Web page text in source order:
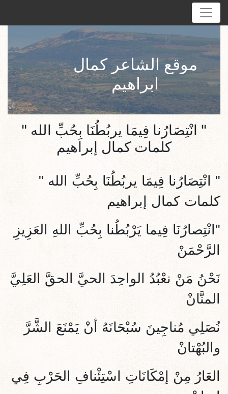
موقع الشاعر كمال
ابراهيم
" انْتِصَارُنا فِيمَا يربُطُنَا بِحُبِّ الله "
كلمات كمال إبراهيم
" انْتِصَارُنا فِيمَا يربُطُنَا بِحُبِّ الله "
كلمات كمال إبراهيم
"انْتِصارُنَا فِيما يَرْبُطُنا بِحُبِّ اللهِ العَزِيزِ
الرَّحْمَنْ
نَحْنُ مَنْ نعْبُدُ الواحِدَ الحيَّ الحقَّ العَلِيَّ
المنَّانْ
نُصَلِي مُناجِينَ سُبْحَانَهُ أنْ يَمْنَعَ الشَّرَّ
والبُهْتانْ
العَارُ مِنْ إمْكَانَاتِ اسْتِئْنافِ الحَرْبِ فِي